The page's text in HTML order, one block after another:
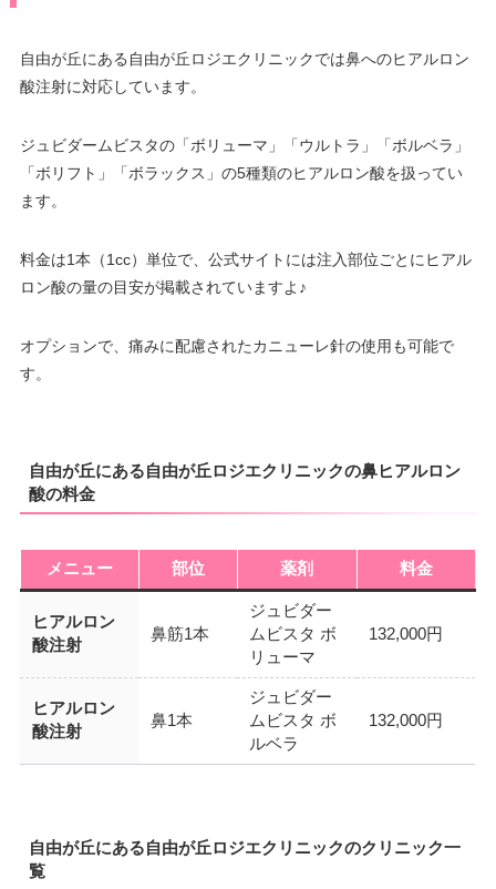
自由が丘にある自由が丘ロジエクリニックでは鼻へのヒアルロン
酸注射に対応しています。
ジュビダームビスタの「ボリューマ」「ウルトラ」「ボルベラ」
「ボリフト」「ボラックス」の5種類のヒアルロン酸を扱ってい
ます。
料金は1本（1cc）単位で、公式サイトには注入部位ごとにヒアル
ロン酸の量の目安が掲載されていますよ♪
オプションで、痛みに配慮されたカニューレ針の使用も可能で
す。
自由が丘にある自由が丘ロジエクリニックの鼻ヒアルロン
酸の料金
メニュー 部位 薬剤 料金
ヒアルロン
酸注射
鼻筋1本
ジュビダー
ムビスタ ボ
リューマ
132,000円
ヒアルロン
酸注射
鼻1本
ジュビダー
ムビスタ ボ
ルベラ
132,000円
自由が丘にある自由が丘ロジエクリニックのクリニック一
覧